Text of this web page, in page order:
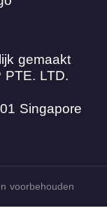
gemaakt
PTE. LTD.
Singapore
voorbehouden